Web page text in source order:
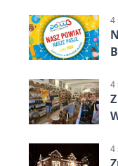
4
4
4